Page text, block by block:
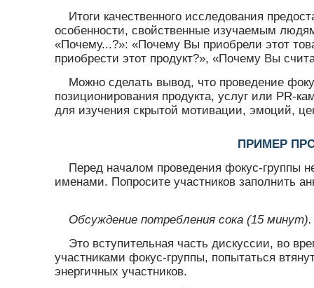
Итоги качественного исследования
особенности, свойственные изучаемым
«Почему...?»: «Почему Вы приобрели этот
приобрести этот продукт?», «Почему Вы
Можно сделать вывод, что проведение
позиционирования продукта, услуг или PR-
для изучения скрытой мотивации, эмоций,
ПРИМЕР
Перед началом проведения фокус-группы
именами. Попросите участников заполнить
Обсуждение потребления сока (15 минут).
Это вступительная часть дискуссии, во
участниками фокус-группы, попытаться
энергичных участников.